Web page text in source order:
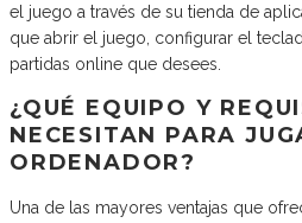
el juego a través de su tienda de
que abrir el juego, configurar el
partidas online que desees.
¿QUÉ EQUIPO Y
NECESITAN PARA
ORDENADOR?
Una de las mayores ventajas que